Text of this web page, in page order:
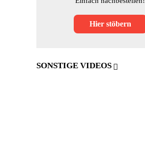
Hier stöbern
SONSTIGE VIDEOS